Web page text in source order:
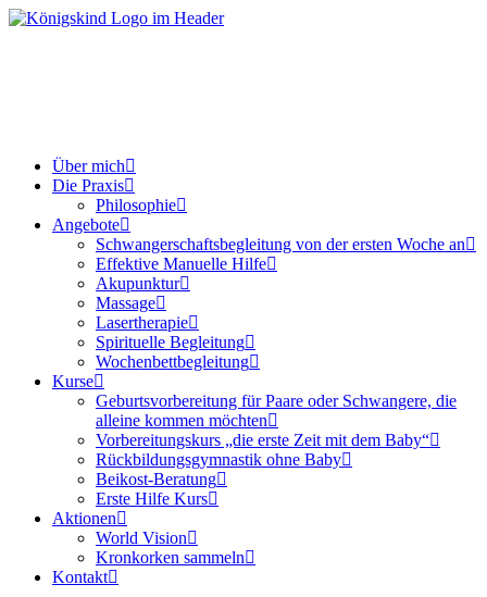
Über mich
Die Praxis
Philosophie
Angebote
Schwangerschaftsbegleitung von der ersten Woche an
Effektive Manuelle Hilfe
Akupunktur
Massage
Lasertherapie
Spirituelle Begleitung
Wochenbettbegleitung
Kurse
Geburtsvorbereitung für Paare oder Schwangere, die
alleine kommen möchten
Vorbereitungskurs „die erste Zeit mit dem Baby“
Rückbildungsgymnastik ohne Baby
Beikost-Beratung
Erste Hilfe Kurs
Aktionen
World Vision
Kronkorken sammeln
Kontakt